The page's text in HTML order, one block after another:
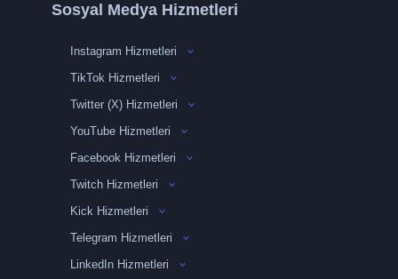
Sosyal Medya Hizmetleri
Instagram Hizmetleri
TikTok Hizmetleri
Twitter (X) Hizmetleri
YouTube Hizmetleri
Facebook Hizmetleri
Twitch Hizmetleri
Kick Hizmetleri
Telegram Hizmetleri
LinkedIn Hizmetleri